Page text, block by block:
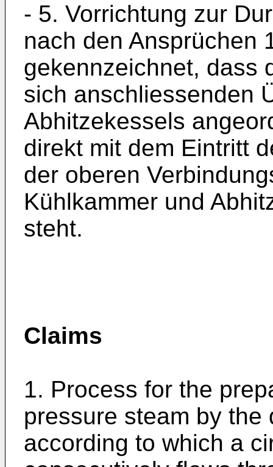
- 5. Vorrichtung zur
nach den Ansprüchen
gekennzeichnet, dass
sich anschliessenden
Abhitzekessels
direkt mit dem Eintritt
der oberen
Kühlkammer und
steht.
Claims
1. Process for the
pressure steam by
according to which a